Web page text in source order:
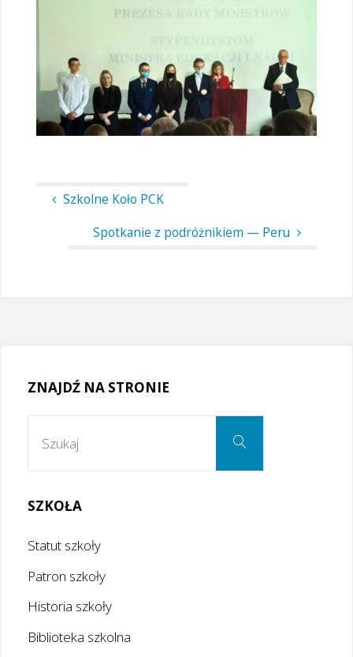
Szkolne Koło PCK
Spotkanie z podróżnikiem — Peru
ZNAJDŹ NA STRONIE
Szukaj
SZKOŁA
Statut szkoły
Patron szkoły
Historia szkoły
Biblioteka szkolna